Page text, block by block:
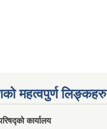
महत्वपुर्ण लिङ्कहरु
कार्यालय